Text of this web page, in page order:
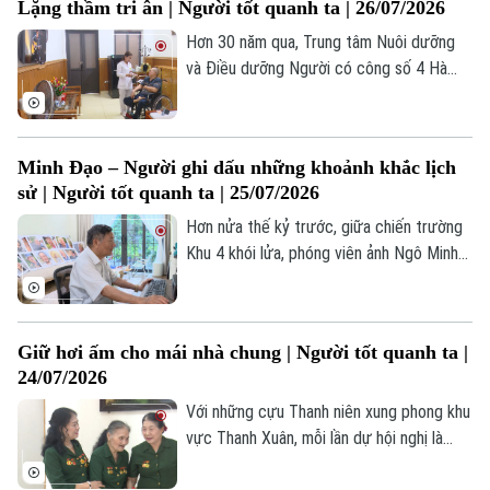
Liên hệ đường dây nóng (bấm để gọi)
Tòa soạn
0865.116.699 (hotline) 0865.116.699
Nghệ thuật Tuồng cổ ở Ngự Câu vẫn
được lưu truyền bởi những người đam mê
môn nghệ thuật truyền thống quê hương.
Lặng thầm tri ân | Người tốt quanh ta | 26/07/2026
Hơn 30 năm qua, Trung tâm Nuôi dưỡng
và Điều dưỡng Người có công số 4 Hà
4.000 lượt thương binh, bệnh binh, người
có công được đón tiếp, chăm sóc, điều
dưỡng tại đây.
Minh Đạo – Người ghi dấu những khoảnh khắc lịch
sử | Người tốt quanh ta | 25/07/2026
Hơn nửa thế kỷ trước, giữa chiến trường
Khu 4 khói lửa, phóng viên ảnh Ngô Minh
Giữ hơi ấm cho mái nhà chung | Người tốt quanh ta |
24/07/2026
Với những cựu Thanh niên xung phong khu
vực Thanh Xuân, mỗi lần dự hội nghị là